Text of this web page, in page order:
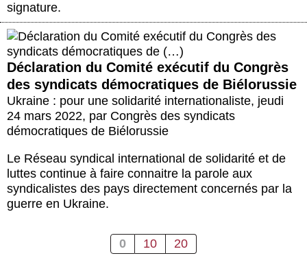
signature.
Déclaration du Comité exécutif du Congrès
des syndicats démocratiques de Biélorussie
Ukraine : pour une solidarité internationaliste, jeudi
24 mars 2022, par Congrès des syndicats
démocratiques de Biélorussie
Le Réseau syndical international de solidarité et de
luttes continue à faire connaitre la parole aux
syndicalistes des pays directement concernés par la
guerre en Ukraine.
0 10 20